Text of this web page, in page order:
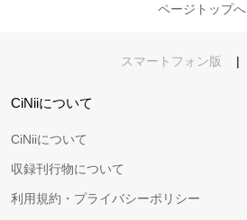
ページトップへ
スマートフォン版 |
CiNiiについて
CiNiiについて
収録刊行物について
利用規約・プライバシーポリシー